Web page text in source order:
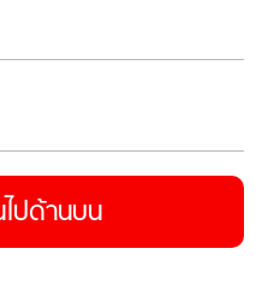
ปด้านบน